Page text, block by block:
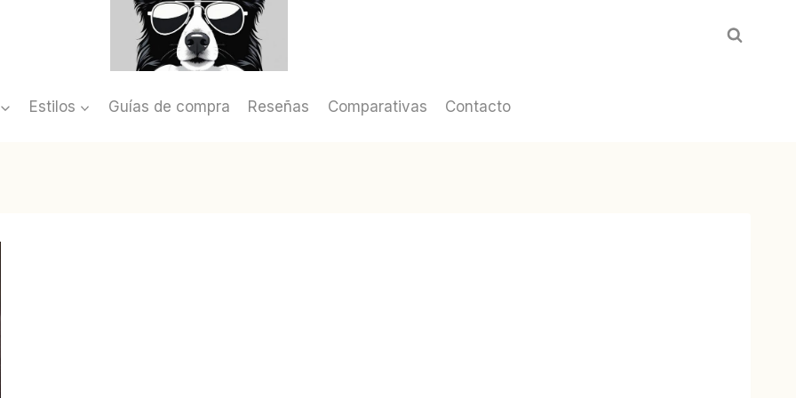
Estilos Guías de compra Reseñas Comparativas Contacto